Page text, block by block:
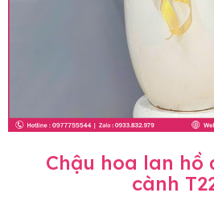
Chậu hoa lan hồ
cành